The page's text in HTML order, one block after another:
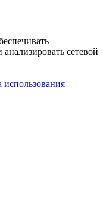
сетевой
использования